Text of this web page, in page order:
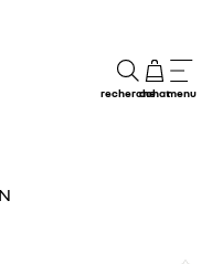
rechercheachatmenu